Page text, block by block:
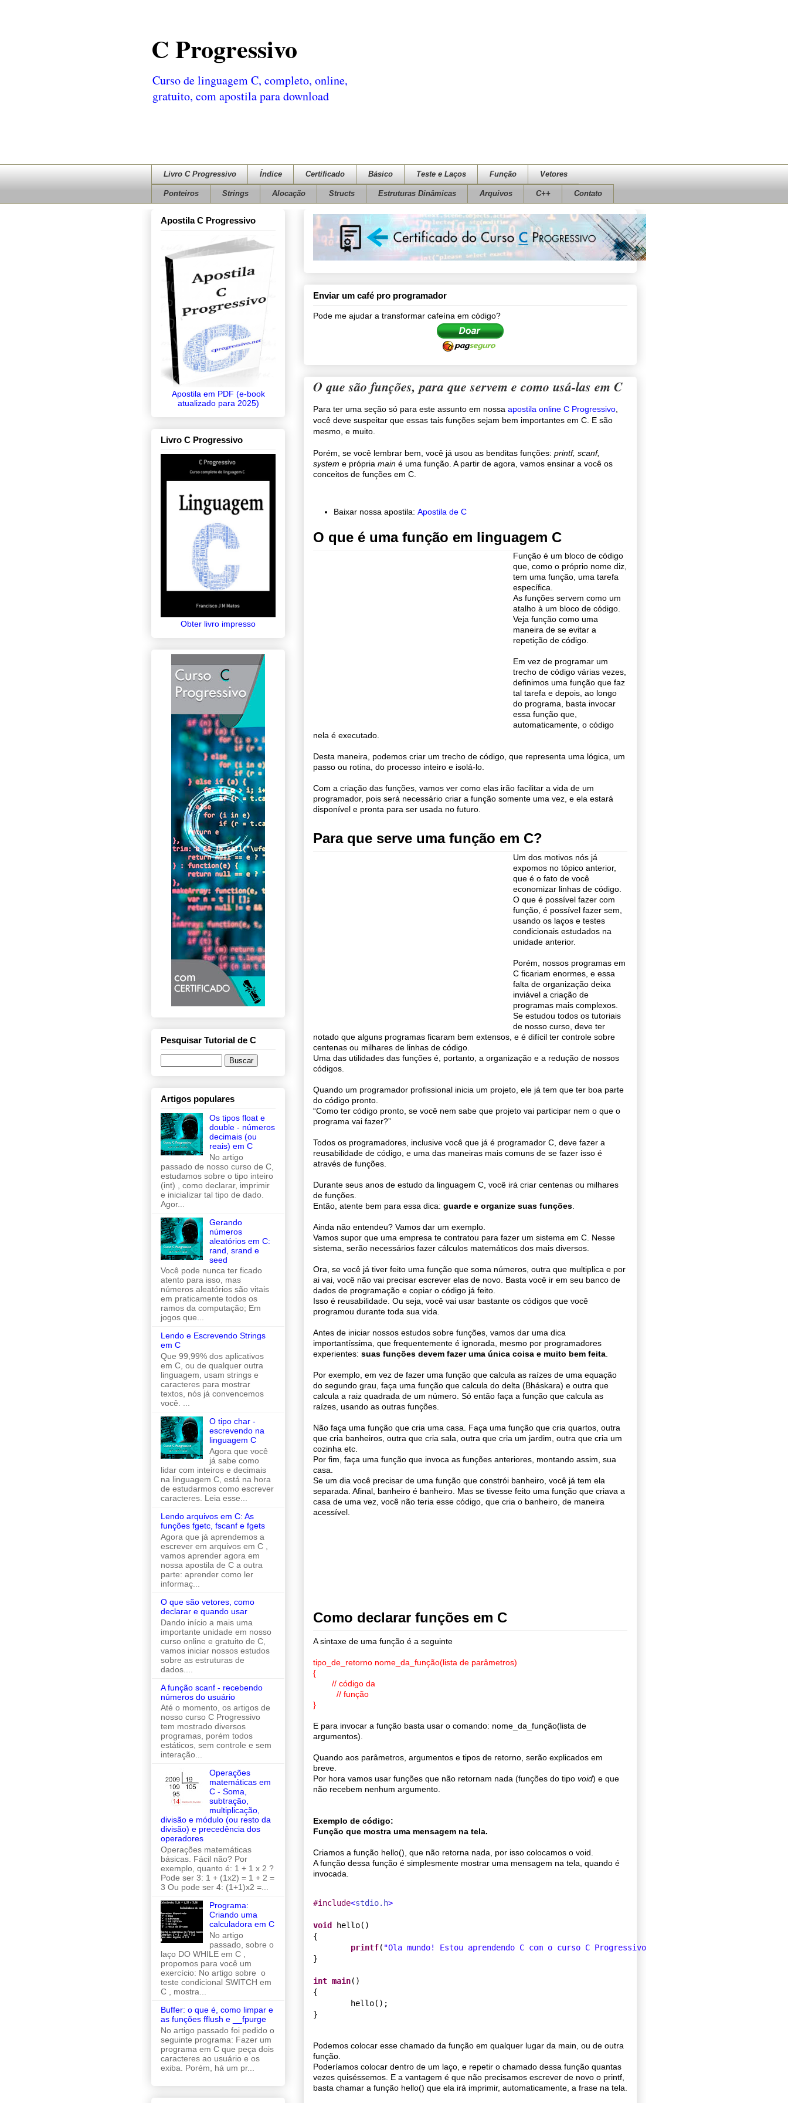
C Progressivo
Curso de linguagem C, completo, online,
gratuito, com apostila para download
Livro C Progressivo Índice Certificado Básico Teste e Laços Função Vetores
Ponteiros Strings Alocação Structs Estruturas Dinâmicas Arquivos C++ Contato
Enviar um café pro programador
Pode me ajudar a transformar cafeína em código?
O que são funções, para que servem e como usá-las em C
Para ter uma seção só para este assunto em nossa apostila online C Progressivo
você deve suspeitar que essas tais funções sejam bem importantes em C. E são
mesmo, e muito.
Porém, se você lembrar bem, você já usou as benditas funções: printf, scanf,
system e própria main é uma função. A partir de agora, vamos ensinar a você os
conceitos de funções em C.
Baixar nossa apostila: Apostila de C
O que é uma função em linguagem C
Função é um bloco de código
que, como o próprio nome diz,
tem uma função, uma tarefa
específica.
As funções servem como um
atalho à um bloco de código.
Veja função como uma
maneira de se evitar a
repetição de código.
Em vez de programar um
trecho de código várias vezes,
definimos uma função que faz
tal tarefa e depois, ao longo
do programa, basta invocar
essa função que,
automaticamente, o código
nela é executado.
Desta maneira, podemos criar um trecho de código, que representa uma lógica, um
passo ou rotina, do processo inteiro e isolá-lo.
Com a criação das funções, vamos ver como elas irão facilitar a vida de um
programador, pois será necessário criar a função somente uma vez, e ela estará
disponível e pronta para ser usada no futuro.
Para que serve uma função em C?
Um dos motivos nós já
expomos no tópico anterior,
que é o fato de você
economizar linhas de código.
O que é possível fazer com
função, é possível fazer sem,
usando os laços e testes
condicionais estudados na
unidade anterior.
Porém, nossos programas em
C ficariam enormes, e essa
falta de organização deixa
inviável a criação de
programas mais complexos.
Se estudou todos os tutoriais
de nosso curso, deve ter
notado que alguns programas ficaram bem extensos, e é difícil ter controle sobre
centenas ou milhares de linhas de código.
Uma das utilidades das funções é, portanto, a organização e a redução de nossos
códigos.
Quando um programador profissional inicia um projeto, ele já tem que ter boa parte
do código pronto.
“Como ter código pronto, se você nem sabe que projeto vai participar nem o que o
programa vai fazer?”
Todos os programadores, inclusive você que já é programador C, deve fazer a
reusabilidade de código, e uma das maneiras mais comuns de se fazer isso é
através de funções.
Durante seus anos de estudo da linguagem C, você irá criar centenas ou milhares
de funções.
Então, atente bem para essa dica: guarde e organize suas funções
Ainda não entendeu? Vamos dar um exemplo.
Vamos supor que uma empresa te contratou para fazer um sistema em C. Nesse
sistema, serão necessários fazer cálculos matemáticos dos mais diversos.
Ora, se você já tiver feito uma função que soma números, outra que multiplica e por
ai vai, você não vai precisar escrever elas de novo. Basta você ir em seu banco de
dados de programação e copiar o código já feito.
Isso é reusabilidade. Ou seja, você vai usar bastante os códigos que você
programou durante toda sua vida.
Antes de iniciar nossos estudos sobre funções, vamos dar uma dica
importantíssima, que frequentemente é ignorada, mesmo por programadores
experientes: suas funções devem fazer uma única coisa e muito bem feita
Por exemplo, em vez de fazer uma função que calcula as raízes de uma equação
do segundo grau, faça uma função que calcula do delta (Bháskara) e outra que
calcula a raiz quadrada de um número. Só então faça a função que calcula as
raízes, usando as outras funções.
Não faça uma função que cria uma casa. Faça uma função que cria quartos, outra
que cria banheiros, outra que cria sala, outra que cria um jardim, outra que cria um
cozinha etc.
Por fim, faça uma função que invoca as funções anteriores, montando assim, sua
casa.
Se um dia você precisar de uma função que constrói banheiro, você já tem ela
separada. Afinal, banheiro é banheiro. Mas se tivesse feito uma função que criava a
casa de uma vez, você não teria esse código, que cria o banheiro, de maneira
acessível.
Como declarar funções em C
A sintaxe de uma função é a seguinte
tipo_de_retorno nome_da_função(lista de parâmetros)
{
// código da
// função
}
E para invocar a função basta usar o comando: nome_da_função(lista de
argumentos).
Quando aos parâmetros, argumentos e tipos de retorno, serão explicados em
breve.
Por hora vamos usar funções que não retornam nada (funções do tipo void) e que
não recebem nenhum argumento.
Exemplo de código:
Função que mostra uma mensagem na tela.
Criamos a função hello(), que não retorna nada, por isso colocamos o void.
A função dessa função é simplesmente mostrar uma mensagem na tela, quando é
invocada.
#include<stdio.h>
void
hello()
{
printf( "Ola mundo! Estou aprendendo C com o curso C Progressivo
}
int main()
{
        hello();
Podemos colocar esse chamado da função em qualquer lugar da main, ou de outra
função.
Poderíamos colocar dentro de um laço, e repetir o chamado dessa função quantas
vezes quiséssemos. E a vantagem é que não precisamos escrever de novo o printf,
basta chamar a função hello() que ela irá imprimir, automaticamente, a frase na tela.
Apostila C Progressivo
Apostila em PDF (e-book
atualizado para 2025)
Livro C Progressivo
Obter livro impresso
Pesquisar Tutorial de C
Artigos populares
Os tipos float e
double - números
decimais (ou
reais) em C
No artigo
passado de nosso curso de C,
estudamos sobre o tipo inteiro
(int) , como declarar, imprimir
e inicializar tal tipo de dado.
Agor...
Gerando
números
aleatórios em C:
rand, srand e
seed
Você pode nunca ter ficado
atento para isso, mas
números aleatórios são vitais
em praticamente todos os
ramos da computação; Em
jogos que...
Lendo e Escrevendo Strings
em C
Que 99,99% dos aplicativos
em C, ou de qualquer outra
linguagem, usam strings e
caracteres para mostrar
textos, nós já convencemos
você. ...
O tipo char -
escrevendo na
linguagem C
Agora que você
já sabe como
lidar com inteiros e decimais
na linguagem C, está na hora
de estudarmos como escrever
caracteres. Leia esse...
Lendo arquivos em C: As
funções fgetc, fscanf e fgets
Agora que já aprendemos a
escrever em arquivos em C ,
vamos aprender agora em
nossa apostila de C a outra
parte: aprender como ler
informaç...
O que são vetores, como
declarar e quando usar
Dando início a mais uma
importante unidade em nosso
curso online e gratuito de C,
vamos iniciar nossos estudos
sobre as estruturas de
dados....
A função scanf - recebendo
números do usuário
Até o momento, os artigos de
nosso curso C Progressivo
tem mostrado diversos
programas, porém todos
estáticos, sem controle e sem
interação...
Operações
matemáticas em
C - Soma,
subtração,
multiplicação,
divisão e módulo (ou resto da
divisão) e precedência dos
operadores
Operações matemáticas
básicas. Fácil não? Por
exemplo, quanto é: 1 + 1 x 2 ?
Pode ser 3: 1 + (1x2) = 1 + 2 =
3 Ou pode ser 4: (1+1)x2 =...
Programa:
Criando uma
calculadora em C
No artigo
passado, sobre o
laço DO WHILE em C ,
propomos para você um
exercício: No artigo sobre o
teste condicional SWITCH em
C , mostra...
Buffer: o que é, como limpar e
as funções fflush e __fpurge
No artigo passado foi pedido o
seguinte programa: Fazer um
programa em C que peça dois
caracteres ao usuário e os
exiba. Porém, há um pr...